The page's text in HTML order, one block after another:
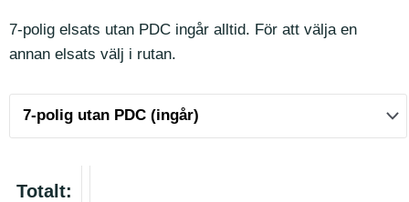
7-polig elsats utan PDC ingår alltid. För att välja en
annan elsats välj i rutan.
Totalt: